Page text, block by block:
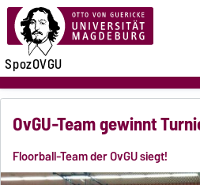
SpozOVGU
OvGU-Team gewinnt
Floorball-Team der OvGU siegt!